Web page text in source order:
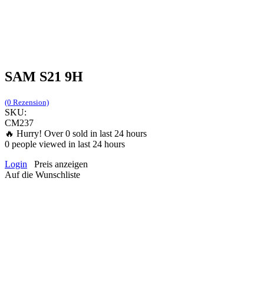
SAM S21 9H
(0 Rezension)
SKU:
CM237
🔥 Hurry! Over0 sold in last 24 hours
0 people viewed in last 24 hours
Login
Preis anzeigen
Auf die Wunschliste